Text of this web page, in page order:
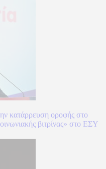
κατάρρευση οροφής στο
βιτρίνας» στο ΕΣΥ